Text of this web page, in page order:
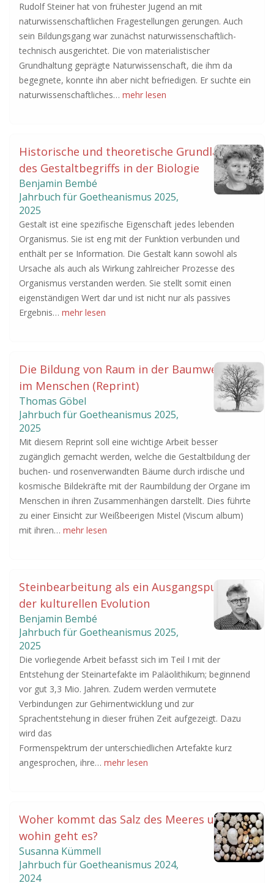
Rudolf Steiner hat von frühester Jugend an mit
naturwissenschaftlichen Fragestellungen gerungen. Auch
sein Bildungsgang war zunächst naturwissenschaftlich-
technisch ausgerichtet. Die von materialistischer
Grundhaltung geprägte Naturwissenschaft, die ihm da
begegnete, konnte ihn aber nicht befriedigen. Er suchte ein
naturwissenschaftliches… mehr lesen
Historische und theoretische Grundlagen
des Gestaltbegriffs in der Biologie
Benjamin Bembé
Jahrbuch für Goetheanismus 2025,
2025
Gestalt ist eine spezifische Eigenschaft jedes lebenden
Organismus. Sie ist eng mit der Funktion verbunden und
enthält per se Information. Die Gestalt kann sowohl als
Ursache als auch als Wirkung zahlreicher Prozesse des
Organismus verstanden werden. Sie stellt somit einen
eigenständigen Wert dar und ist nicht nur als passives
Ergebnis… mehr lesen
Die Bildung von Raum in der Baumwelt und
im Menschen (Reprint)
Thomas Göbel
Jahrbuch für Goetheanismus 2025,
2025
Mit diesem Reprint soll eine wichtige Arbeit besser
zugänglich gemacht werden, welche die Gestaltbildung der
buchen- und rosenverwandten Bäume durch irdische und
kosmische Bildekräfte mit der Raumbildung der Organe im
Menschen in ihren Zusammenhängen darstellt. Dies führte
zu einer Einsicht zur Weißbeerigen Mistel (Viscum album)
mit ihren… mehr lesen
Steinbearbeitung als ein Ausgangspunkt
der kulturellen Evolution
Benjamin Bembé
Jahrbuch für Goetheanismus 2025,
2025
Die vorliegende Arbeit befasst sich im Teil I mit der
Entstehung der Steinartefakte im Paläolithikum; beginnend
vor gut 3,3 Mio. Jahren. Zudem werden vermutete
Verbindungen zur Gehirnentwicklung und zur
Sprachentstehung in dieser frühen Zeit aufgezeigt. Dazu
wird das
Formenspektrum der unterschiedlichen Artefakte kurz
angesprochen, ihre… mehr lesen
Woher kommt das Salz des Meeres und
wohin geht es?
Susanna Kümmell
Jahrbuch für Goetheanismus 2024,
2024